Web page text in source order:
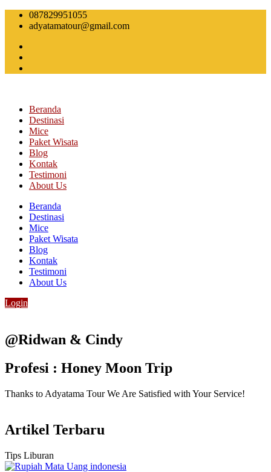
Skip
087829951055
adyatamatour@gmail.com
Beranda
Destinasi
Mice
Paket Wisata
Blog
Kontak
Testimoni
About Us
Beranda
Destinasi
Mice
Paket Wisata
Blog
Kontak
Testimoni
About Us
Login
@Ridwan & Cindy
Profesi : Honey Moon Trip
Thanks to Adyatama Tour We Are Satisfied with Your Service!
Artikel Terbaru
Tips Liburan